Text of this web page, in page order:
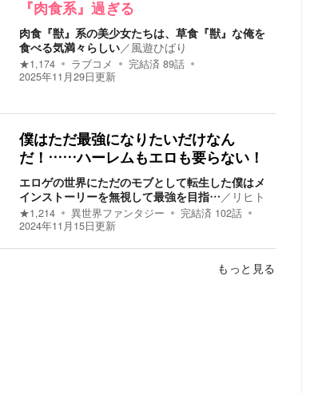
『肉食系』過ぎる
肉食『獣』系の美少女たちは、草食『獣』な俺を
食べる気満々らしい／風遊ひばり
★1,174 ラブコメ 完結済 89話
2025年11月29日更新
僕はただ最強になりたいだけなん
だ！……ハーレムもエロも要らない！
エロゲの世界にただのモブとして転生した僕はメ
インストーリーを無視して最強を目指…／ リヒト
★1,214 異世界ファンタジー 完結済 102話
2024年11月15日更新
もっと見る